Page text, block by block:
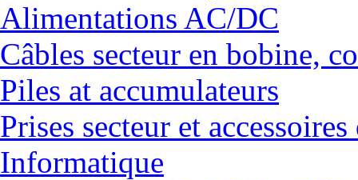
Alimentations AC/DC
Câbles secteur en bobine,
Piles at accumulateurs
Prises secteur et
Informatique